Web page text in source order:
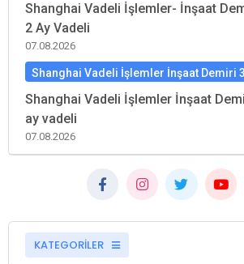
Shanghai Vadeli İşlemler- İnşaat
2 Ay Vadeli
07.08.2026
Shanghai Vadeli İşlemler İnşaat Demiri
Shanghai Vadeli İşlemler İnşaat
ay vadeli
07.08.2026
KATEGORİLER